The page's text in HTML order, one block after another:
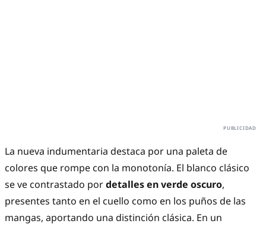
La nueva indumentaria destaca por una paleta de
colores que rompe con la monotonía. El blanco clásico
se ve contrastado pordetalles en verde oscuro,
presentes tanto en el cuello como en los puños de las
mangas, aportando una distinción clásica. En un